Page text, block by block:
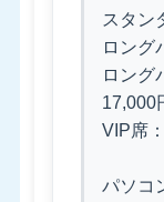
スタン
ロング
ロング
17,000
VIP席
パソコ